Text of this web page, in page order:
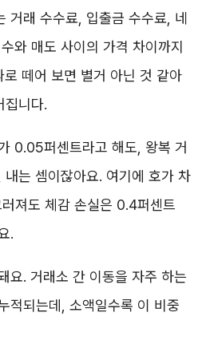
거래 수수료, 입출금 수수료, 네
와 매도 사이의 가격 차이까지
떼어 보면 별거 아닌 것 같아
집니다.
0.05퍼센트라고 해도, 왕복 거
는 셈이잖아요. 여기에 호가 차
져도 체감 손실은 0.4퍼센트
.
요. 거래소 간 이동을 자주 하는
적되는데, 소액일수록 이 비중